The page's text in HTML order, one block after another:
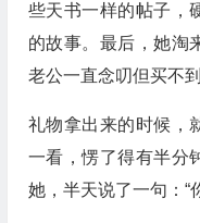
些天书一样的帖子，
的故事。最后，她淘
老公一直念叨但买不
礼物拿出来的时候，
一看，愣了得有半分
她，半天说了一句：